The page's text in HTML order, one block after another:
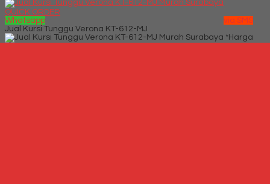
QUICK ORDER
Whatsapp
via SMS
Jual Kursi Tunggu Verona KT-612-MJ
*Harga